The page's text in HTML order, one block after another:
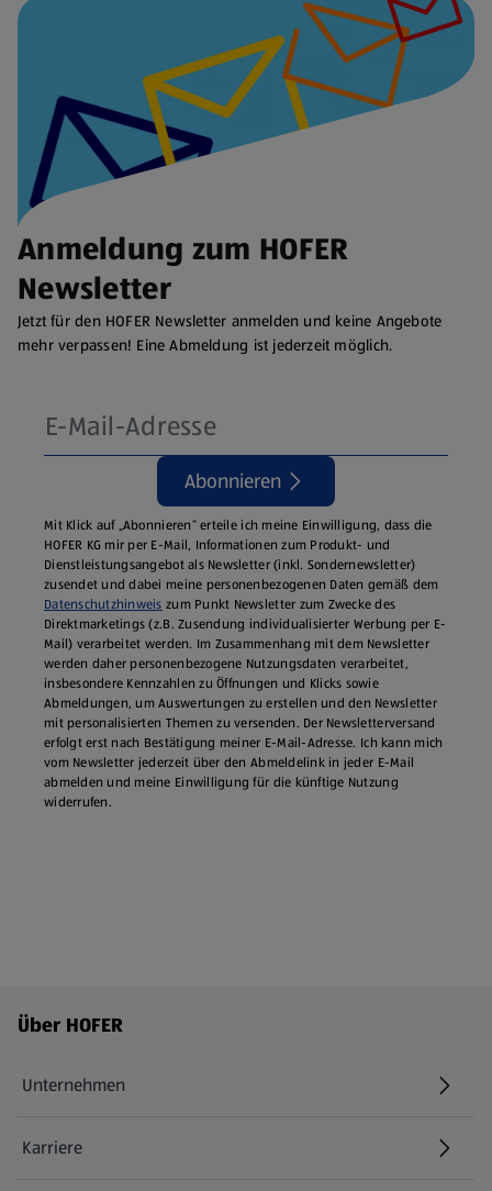
Anmeldung zum HOFER
Newsletter
Jetzt für den HOFER Newsletter anmelden und keine Angebote
mehr verpassen! Eine Abmeldung ist jederzeit möglich.
Abonnieren
Mit Klick auf „Abonnieren“ erteile ich meine Einwilligung, dass die
HOFER KG mir per E-Mail, Informationen zum Produkt- und
Dienstleistungsangebot als Newsletter (inkl. Sondernewsletter)
zusendet und dabei meine personenbezogenen Daten gemäß dem
Datenschutzhinweis zum Punkt Newsletter zum Zwecke des
Direktmarketings (z.B. Zusendung individualisierter Werbung per E-
Mail) verarbeitet werden. Im Zusammenhang mit dem Newsletter
werden daher personenbezogene Nutzungsdaten verarbeitet,
insbesondere Kennzahlen zu Öffnungen und Klicks sowie
Abmeldungen, um Auswertungen zu erstellen und den Newsletter
mit personalisierten Themen zu versenden. Der Newsletterversand
erfolgt erst nach Bestätigung meiner E-Mail-Adresse. Ich kann mich
vom Newsletter jederzeit über den Abmeldelink in jeder E‑Mail
abmelden und meine Einwilligung für die künftige Nutzung
widerrufen.
Fußzeilenmenü - weitere Links
Über HOFER
Unternehmen
Karriere
(öffnet in einem neuen Tab)